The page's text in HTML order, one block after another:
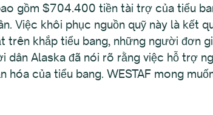
gồm $704.400 tiền tài trợ của tiểu
Việc khôi phục nguồn quỹ này là kết
trên khắp tiểu bang, những người đơn
dân Alaska đã nói rõ rằng việc hỗ trợ
của tiểu bang. WESTAF mong